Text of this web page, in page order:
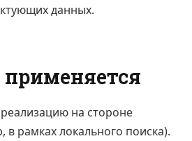
данных.
применяется
на стороне
в рамках локального поиска).